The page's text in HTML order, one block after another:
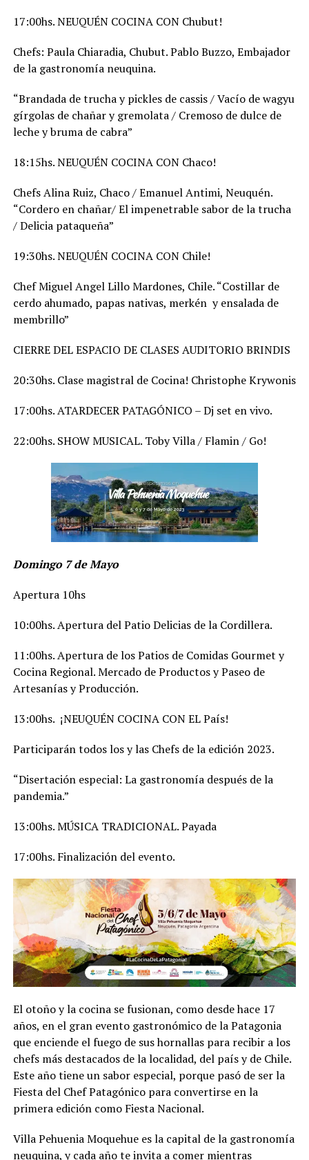
17:00hs. NEUQUÉN COCINA CON Chubut!
Chefs: Paula Chiaradia, Chubut. Pablo Buzzo, Embajador
de la gastronomía neuquina.
“Brandada de trucha y pickles de cassis / Vacío de wagyu
gírgolas de chañar y gremolata / Cremoso de dulce de
leche y bruma de cabra”
18:15hs. NEUQUÉN COCINA CON Chaco!
Chefs Alina Ruiz, Chaco / Emanuel Antimi, Neuquén.
“Cordero en chañar/ El impenetrable sabor de la trucha
/ Delicia pataqueña”
19:30hs. NEUQUÉN COCINA CON Chile!
Chef Miguel Angel Lillo Mardones, Chile. “Costillar de
cerdo ahumado, papas nativas, merkén y ensalada de
membrillo”
CIERRE DEL ESPACIO DE CLASES AUDITORIO BRINDIS
20:30hs. Clase magistral de Cocina! Christophe Krywonis
17:00hs. ATARDECER PATAGÓNICO – Dj set en vivo.
22:00hs. SHOW MUSICAL. Toby Villa / Flamin / Go!
Domingo 7 de Mayo
Apertura 10hs
10:00hs. Apertura del Patio Delicias de la Cordillera.
11:00hs. Apertura de los Patios de Comidas Gourmet y
Cocina Regional. Mercado de Productos y Paseo de
Artesanías y Producción.
13:00hs. ¡NEUQUÉN COCINA CON EL País!
Participarán todos los y las Chefs de la edición 2023.
“Disertación especial: La gastronomía después de la
pandemia.”
13:00hs. MÚSICA TRADICIONAL. Payada
17:00hs. Finalización del evento.
El otoño y la cocina se fusionan, como desde hace 17
años, en el gran evento gastronómico de la Patagonia
que enciende el fuego de sus hornallas para recibir a los
chefs más destacados de la localidad, del país y de Chile.
Este año tiene un sabor especial, porque pasó de ser la
Fiesta del Chef Patagónico para convertirse en la
primera edición como Fiesta Nacional.
Villa Pehuenia Moquehue es la capital de la gastronomía
neuquina, y cada año te invita a comer mientras